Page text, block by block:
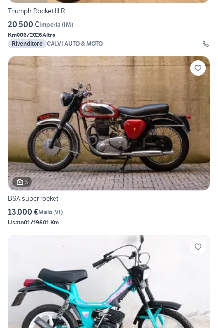
Triumph Rocket III R
20.500 €Imperia (IM)
Km006/2026Altro
Rivenditore CALVI AUTO & MOTO
3
BSA super rocket
13.000 €Malo(VI)
Usato01/19601 Km